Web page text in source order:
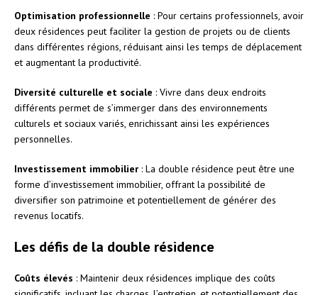
Optimisation professionnelle : Pour certains professionnels, avoir
deux résidences peut faciliter la gestion de projets ou de clients
dans différentes régions, réduisant ainsi les temps de déplacement
et augmentant la productivité.
Diversité culturelle et sociale : Vivre dans deux endroits
différents permet de s’immerger dans des environnements
culturels et sociaux variés, enrichissant ainsi les expériences
personnelles.
Investissement immobilier : La double résidence peut être une
forme d’investissement immobilier, offrant la possibilité de
diversifier son patrimoine et potentiellement de générer des
revenus locatifs.
Les défis de la double résidence
Coûts élevés : Maintenir deux résidences implique des coûts